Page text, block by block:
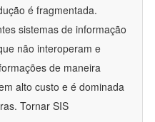
é fragmentada.
sistemas de informação
não interoperam e
de maneira
alto custo e é dominada
Tornar SIS